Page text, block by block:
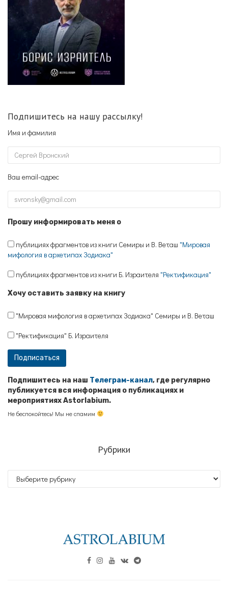
Подпишитесь на нашу рассылку!
Имя и фамилия
Ваш email-адрес
Прошу информировать меня о
публициях фрагментов из книги Семиры и В. Веташ "Мировая
мифология в архетипах Зодиака"
публициях фрагментов из книги Б. Израителя "Ректификация"
Хочу оставить заявку на книгу
"Мировая мифология в архетипах Зодиака" Семиры и В. Веташ
"Ректификация" Б. Израителя
Подпишитесь на наш Телеграм-канал, где регулярно
публикуется вся информация о публикациях и
мероприятиях Astorlabium.
Не беспокойтесь! Мы не спамим
Рубрики
Рубрики